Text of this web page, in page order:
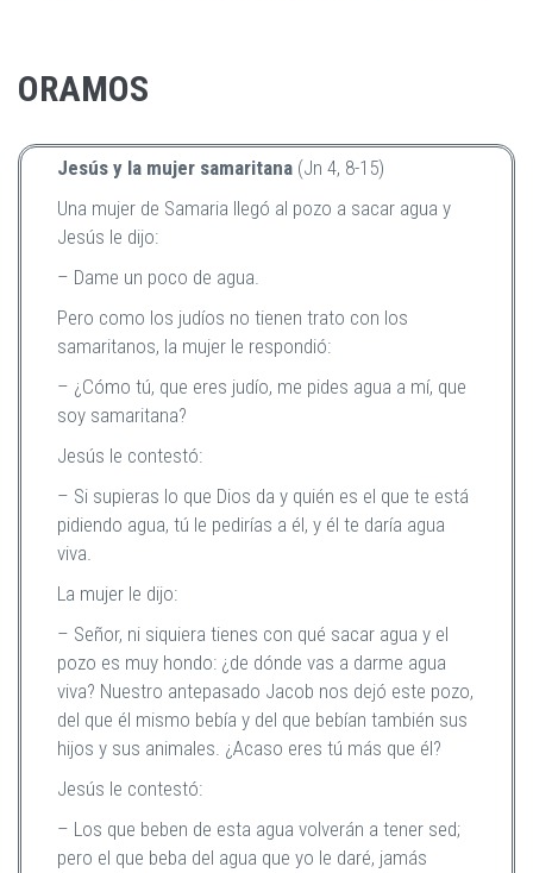
ORAMOS
Jesús y la mujer samaritana (Jn 4, 8-15)
Una mujer de Samaria llegó al pozo a sacar agua y
Jesús le dijo:
– Dame un poco de agua.
Pero como los judíos no tienen trato con los
samaritanos, la mujer le respondió:
– ¿Cómo tú, que eres judío, me pides agua a mí, que
soy samaritana?
Jesús le contestó:
– Si supieras lo que Dios da y quién es el que te está
pidiendo agua, tú le pedirías a él, y él te daría agua
viva.
La mujer le dijo:
– Señor, ni siquiera tienes con qué sacar agua y el
pozo es muy hondo: ¿de dónde vas a darme agua
viva? Nuestro antepasado Jacob nos dejó este pozo,
del que él mismo bebía y del que bebían también sus
hijos y sus animales. ¿Acaso eres tú más que él?
Jesús le contestó:
– Los que beben de esta agua volverán a tener sed;
pero el que beba del agua que yo le daré, jamás